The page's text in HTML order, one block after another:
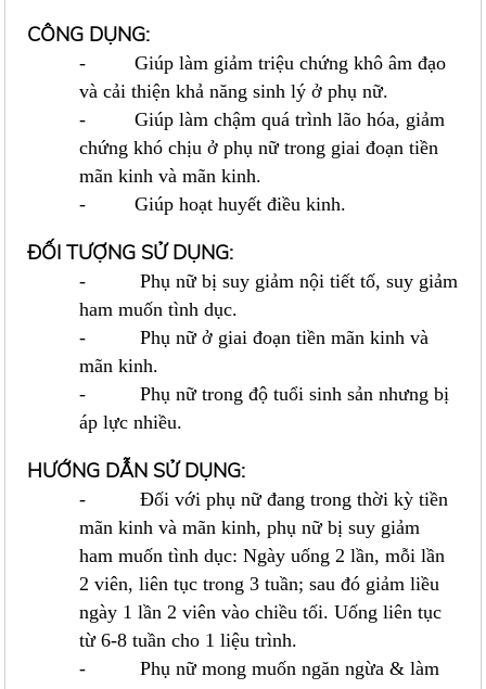
CÔNG DỤNG:
- Giúp làm giảm triệu chứng khô âm đạo
và cải thiện khả năng sinh lý ở phụ nữ.
- Giúp làm chậm quá trình lão hóa, giảm
chứng khó chịu ở phụ nữ trong giai đoạn tiền
mãn kinh và mãn kinh.
- Giúp hoạt huyết điều kinh.
ĐỐI TƯỢNG SỬ DỤNG:
- Phụ nữ bị suy giảm nội tiết tố, suy giảm
ham muốn tình dục.
- Phụ nữ ở giai đoạn tiền mãn kinh và
mãn kinh.
- Phụ nữ trong độ tuổi sinh sản nhưng bị
áp lực nhiều.
HƯỚNG DẪN SỬ DỤNG:
- Đối với phụ nữ đang trong thời kỳ tiền
mãn kinh và mãn kinh, phụ nữ bị suy giảm
ham muốn tình dục: Ngày uống 2 lần, mỗi lần
2 viên, liên tục trong 3 tuần; sau đó giảm liều
ngày 1 lần 2 viên vào chiều tối. Uống liên tục
từ 6-8 tuần cho 1 liệu trình.
- Phụ nữ mong muốn ngăn ngừa & làm